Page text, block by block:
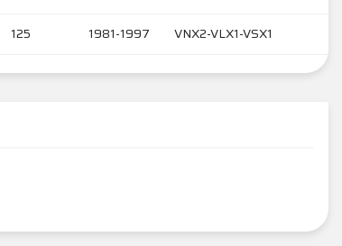
125 1981-1997 VNX2-VLX1-VSX1